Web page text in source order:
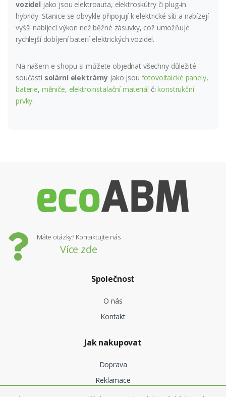
vozidel jako jsou elektroauta, elektroskútry či plug-in
hybridy. Stanice se obvykle připojují k elektrické síti a nabízejí
vyšší nabíjecí výkon než běžné zásuvky, což umožňuje
rychlejší dobíjení baterií elektrických vozidel.
Na našem e-shopu si můžete objednat všechny důležité
součásti solární elektrárny jako jsou fotovoltaické panely,
baterie, měniče, elektroinstalační materiál čikonstrukční
prvky.
Máte otázky? Kontaktujte nás
Více zde
Společnost
O nás
Kontakt
Jak nakupovat
Doprava
Reklamace